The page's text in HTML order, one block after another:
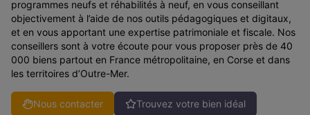
programmes neufs et réhabilités à neuf, en vous conseillant
objectivement à l’aide de nos outils pédagogiques et digitaux,
et en vous apportant une expertise patrimoniale et fiscale. Nos
conseillers sont à votre écoute pour vous proposer près de 40
000 biens partout en France métropolitaine, en Corse et dans
les territoires d’Outre-Mer.
Nous contacter Trouvez votre bien idéal